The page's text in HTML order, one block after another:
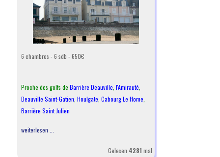
6 chambres - 6 sdb - 650€
Proche des golfs de Barrière Deauville l'Amirauté
Deauville Saint-Gatien Houlgate Cabourg Le Home
Barrière Saint Julien
weiterlesen ...
Gelesen 4281 mal